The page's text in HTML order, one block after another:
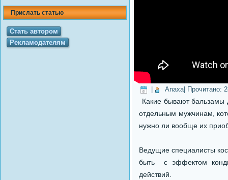
Прислать статью
Стать автором
Рекламодателям
Anaxa| Прочитано:
Какие бывают бальзамы
отдельным мужчинам,
нужно ли вообще их
Ведущие специалисты
быть с эффектом
действий.